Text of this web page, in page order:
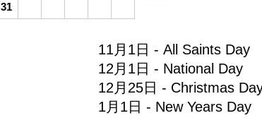
31
11月1日 - All Saints Day
12月1日 - National Day
12月25日 - Christmas
1月1日 - New Years Day